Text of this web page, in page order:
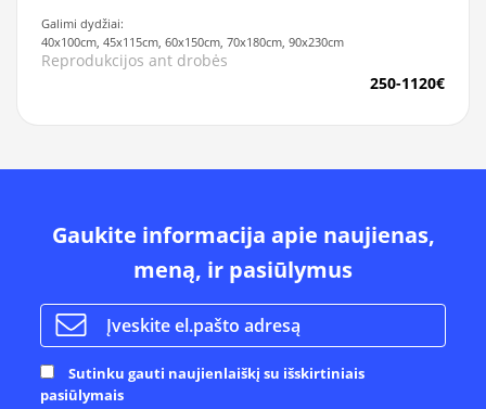
Galimi dydžiai:
40x100cm, 45x115cm, 60x150cm, 70x180cm, 90x230cm
Reprodukcijos ant drobės
250-1120€
Gaukite informacija apie naujienas,
meną, ir pasiūlymus
Sutinku gauti naujienlaiškį su išskirtiniais
pasiūlymais